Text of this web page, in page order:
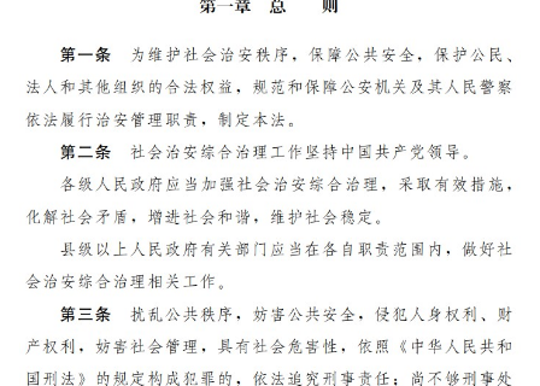
す」⇒「金を経由するドル入手」手段ではないのか？
『Money1』
韓国･外為取引量「1日当たり1,214.4億ド
ル」まで拡大 ⇒ 海外資金の動きに強く左右される状態
『Money1』
韓国･帰ってきた李在明。李在明を支持しな
い「50.5％」に上昇
『Money1』
韓国大統領府ボンクラ政策室長が告発され
た ⇒ 国家が行った恐るべき株価操作であり、空前の国政壟
『Money1』
韓国･警察職員が「丸刈りになって抗議活
動」
『Money1』
中国だけが鉄鋼輸出を異常増加させる ⇒ 中
国の過剰生産が世界を蝕む。